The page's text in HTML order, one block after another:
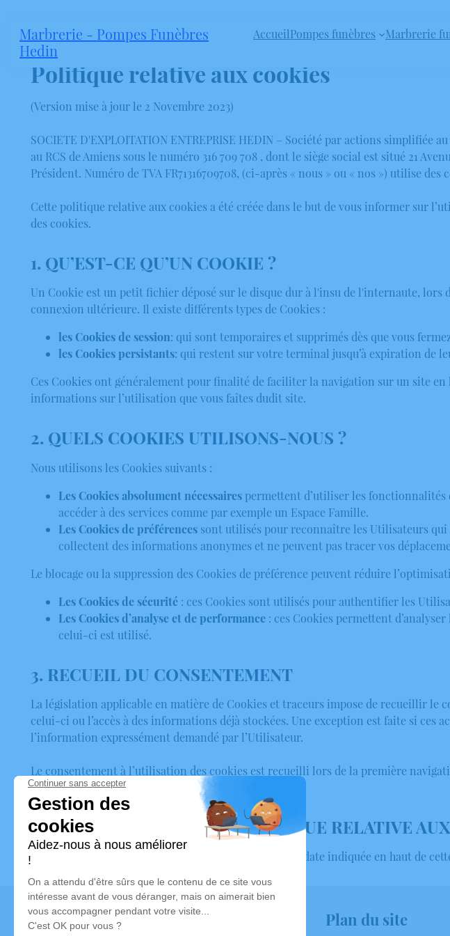
Marbrerie - Pompes Funèbres
Hedin
AccueilPompes funèbres Marbrerie
Politique relative aux cookies
(Version mise à jour le 2 Novembre 2023)
SOCIETE D'EXPLOITATION ENTREPRISE HEDIN – Société par actions
au RCS de Amiens sous le numéro 316 709 708 , dont le siège social est situé 21
Président. Numéro de TVA FR71316709708, (ci-après « nous » ou « nos ») utilise
Cette politique relative aux cookies a été créée dans le but de vous informer sur
des cookies.
1. QU’EST-CE QU’UN COOKIE ?
Un Cookie est un petit fichier déposé sur le disque dur à l'insu de l'internaute,
connexion ultérieure. Il existe différents types de Cookies :
les Cookies de session: qui sont temporaires et supprimés dès que vous
les Cookies persistants: qui restent sur votre terminal jusqu’à expiration de
Ces Cookies ont généralement pour finalité de faciliter la navigation sur un site
informations sur l’utilisation que vous faîtes dudit site.
2. QUELS COOKIES UTILISONS-NOUS ?
Nous utilisons les Cookies suivants :
Les Cookies absolument nécessaires permettent d’utiliser les fonctionnalités
accéder à des services comme par exemple un Espace Famille.
Les Cookies de préférences sont utilisés pour reconnaître les Utilisateurs
collectent des informations anonymes et ne peuvent pas tracer vos
Le blocage ou la suppression des Cookies de préférence peuvent réduire
Les Cookies de sécurité : ces Cookies sont utilisés pour authentifier les
Les Cookies d’analyse et de performance : ces Cookies permettent
celui-ci est utilisé.
3. RECUEIL DU CONSENTEMENT
La législation applicable en matière de Cookies et traceurs impose de recueillir le
celui-ci ou l’accès à des informations déjà stockées. Une exception est faite si
l’information expressément demandé par l’Utilisateur.
Le consentement à l’utilisation des cookies est recueilli lors de la première
l’utilisateur.
4. MODIFICATION DE LA POLITIQUE RELATIVE
La présente politique a été révisée la dernière fois à la date indiquée en haut de
Contactez-nous Plan du site